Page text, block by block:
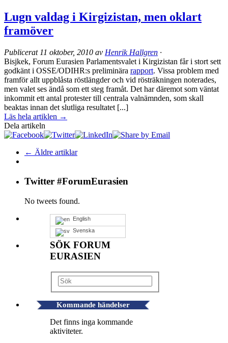
Lugn valdag i Kirgizistan, men oklart
framöver
Publicerat 11 oktober, 2010 av Henrik Hallgren ·
Bisjkek, Forum Eurasien Parlamentsvalet i Kirgizistan får i stort sett
godkänt i OSSE/ODIHR:s preliminära rapport. Vissa problem med
framför allt uppblåsta röstlängder och vid rösträkningen noterades,
men valet ses ändå som ett steg framåt. Det har däremot som väntat
inkommit ett antal protester till centrala valnämnden, som skall
beaktas innan det slutliga resultatet [...]
Läs hela artiklen →
Dela artikeln
← Äldre artiklar
Twitter #ForumEurasien
No tweets found.
English
Svenska
SÖK FORUM
EURASIEN
Kommande händelser
Det finns inga kommande
aktiviteter.